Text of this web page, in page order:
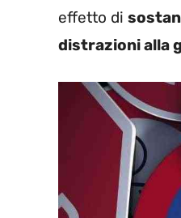
effetto di
distrazioni alla